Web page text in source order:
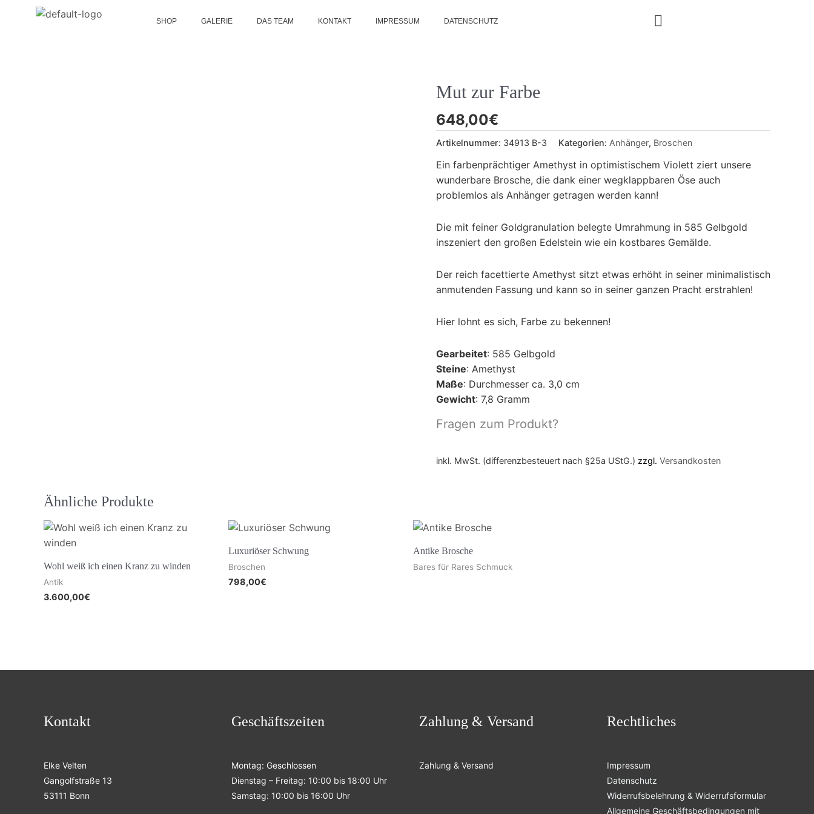
SHOP GALERIE DAS TEAM KONTAKT IMPRESSUM DATENSCHUTZ
Mut zur Farbe
648,00€
Artikelnummer: 34913 B-3 Kategorien: Anhänger, Broschen
Ein farbenprächtiger Amethyst in optimistischem Violett ziert unsere
wunderbare Brosche, die dank einer wegklappbaren Öse auch
problemlos als Anhänger getragen werden kann!
Die mit feiner Goldgranulation belegte Umrahmung in 585 Gelbgold
inszeniert den großen Edelstein wie ein kostbares Gemälde.
Der reich facettierte Amethyst sitzt etwas erhöht in seiner minimalistisch
anmutenden Fassung und kann so in seiner ganzen Pracht erstrahlen!
Hier lohnt es sich, Farbe zu bekennen!
Gearbeitet: 585 Gelbgold
Steine: Amethyst
Maße: Durchmesser ca. 3,0 cm
Gewicht: 7,8 Gramm
Fragen zum Produkt?
inkl. MwSt. (differenzbesteuert nach §25a UStG.) zzgl. Versandkosten
Ähnliche Produkte
Wohl weiß ich einen Kranz zu winden
Antik
3.600,00€
Luxuriöser Schwung
Broschen
798,00€
Antike Brosche
Bares für Rares Schmuck
Kontakt
Elke Velten
Gangolfstraße 13
53111 Bonn
Geschäftszeiten
Montag: Geschlossen
Dienstag – Freitag: 10:00 bis 18:00 Uhr
Samstag: 10:00 bis 16:00 Uhr
Zahlung & Versand
Zahlung & Versand
Rechtliches
Impressum
Datenschutz
Widerrufsbelehrung & Widerrufsformular
Allgemeine Geschäftsbedingungen mit